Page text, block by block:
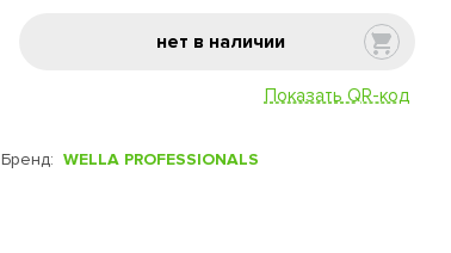
нет в наличии
Показать QR-код
Бренд: WELLA PROFESSIONALS